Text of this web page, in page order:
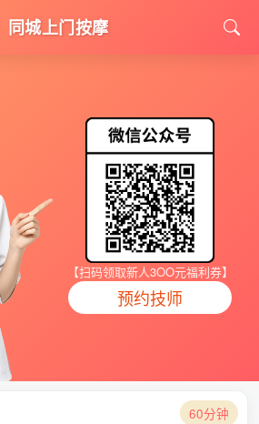
同城上门按摩
【扫码领取新人3OO元福利券】
预约技师
60分钟